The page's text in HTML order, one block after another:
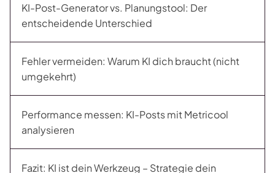
KI-Post-Generator vs. Planungstool: Der
entscheidende Unterschied
Fehler vermeiden: Warum KI dich braucht (nicht
umgekehrt)
Performance messen: KI-Posts mit Metricool
analysieren
Fazit: KI ist dein Werkzeug – Strategie dein